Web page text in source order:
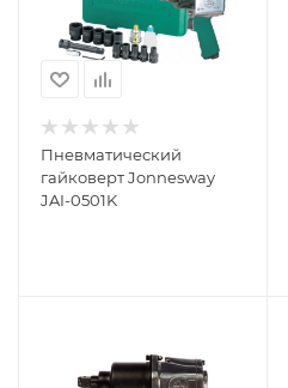
Пневматический
гайковерт Jonnesway
JAI-0501K